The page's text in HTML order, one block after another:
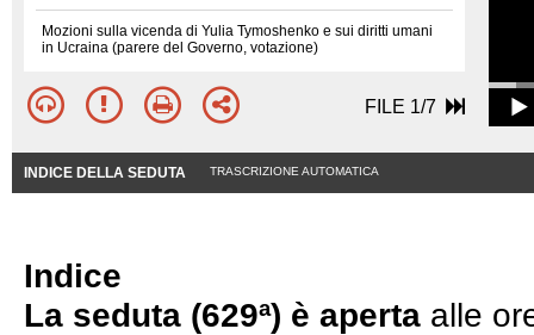
Mozioni sulla vicenda di Yulia Tymoshenko e sui diritti umani
in Ucraina (parere del Governo, votazione)
FILE 1/7
INDICE DELLA SEDUTA TRASCRIZIONE AUTOMATICA
Indice
La seduta (629ª) è aperta alle